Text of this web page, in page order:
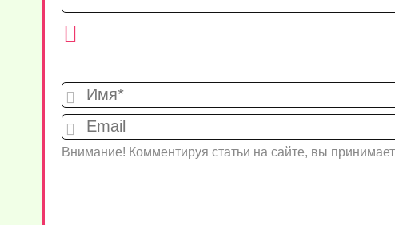
Внимание! Комментируя статьи на сайте, вы